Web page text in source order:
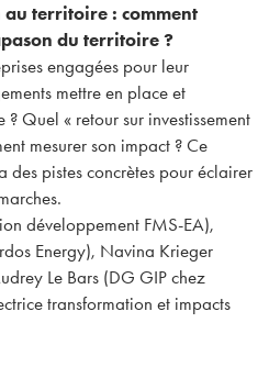
territoire : comment
du territoire ?
engagées pour leur
mettre en place et
Quel « retour sur investissement
mesurer son impact ? Ce
des pistes concrètes pour éclairer
développement FMS-EA),
Energy), Navina Krieger
Le Bars (DG GIP chez
transformation et impacts